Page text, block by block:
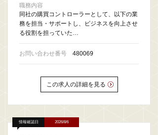
職務内容
同社の購買コントローラーとして、以下の業
務を担当・サポートし、ビジネスを向上させ
る役割を担っていた…
お問い合わせ番号 480069
この求人の詳細を見る
情報確認日 2026/8/6